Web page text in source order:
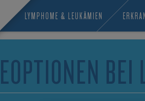
LYMPHOME & LEUKÄMIEN